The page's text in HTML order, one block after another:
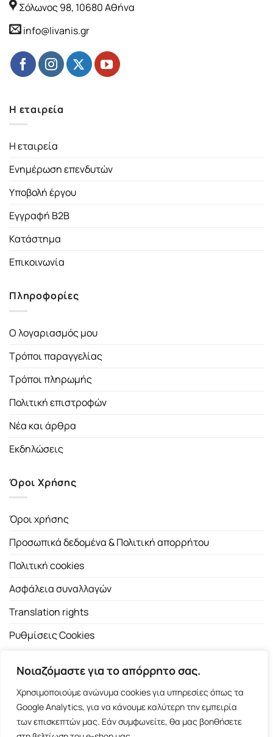
Νοιαζόμαστε για το απόρρητο σας.
Χρησιμοποιούμε ανώνυμα cookies για υπηρεσίες όπως τα
Google Analytics, για να κάνουμε καλύτερη την εμπειρία
των επισκεπτών μας. Εάν συμφωνείτε, θα μας βοηθήσετε
Σόλωνος 98, 10680 Αθήνα
info@livanis.gr
Η εταιρεία
Η εταιρεία
Ενημέρωση επενδυτών
Υποβολή έργου
Εγγραφή B2B
Κατάστημα
Επικοινωνία
Πληροφορίες
Ο λογαριασμός μου
Τρόποι παραγγελίας
Τρόποι πληρωμής
Πολιτική επιστροφών
Νέα και άρθρα
Εκδηλώσεις
Όροι Χρήσης
Όροι χρήσης
Προσωπικά δεδομένα & Πολιτική απορρήτου
Πολιτική cookies
Ασφάλεια συναλλαγών
Translation rights
Ρυθμίσεις Cookies
Copyright 2026 ©Εκδοτικός Οίκος Α.Α. Λιβάνη| All rights